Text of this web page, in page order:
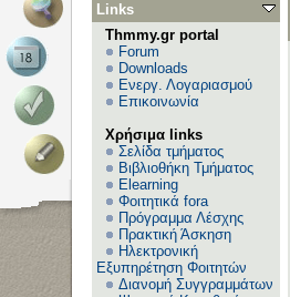
Links
Thmmy.gr portal
Forum
Downloads
Ενεργ. Λογαριασμού
Επικοινωνία
Χρήσιμα links
Σελίδα τμήματος
Βιβλιοθήκη Τμήματος
Elearning
Φοιτητικά fora
Πρόγραμμα Λέσχης
Πρακτική Άσκηση
Ηλεκτρονική
Εξυπηρέτηση Φοιτητών
Διανομή Συγγραμμάτων